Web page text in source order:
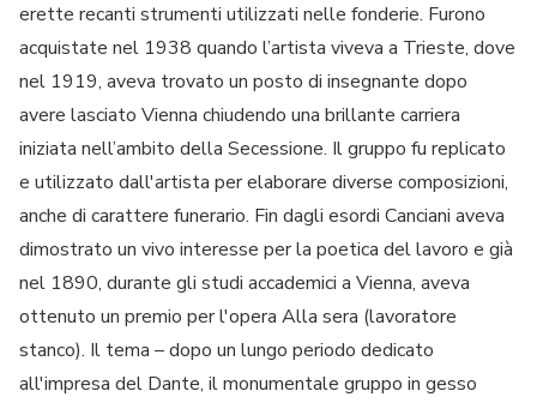
erette recanti strumenti utilizzati nelle fonderie. Furono
acquistate nel 1938 quando l’artista viveva a Trieste, dove
nel 1919, aveva trovato un posto di insegnante dopo
avere lasciato Vienna chiudendo una brillante carriera
iniziata nell’ambito della Secessione. Il gruppo fu replicato
e utilizzato dall'artista per elaborare diverse composizioni,
anche di carattere funerario. Fin dagli esordi Canciani aveva
dimostrato un vivo interesse per la poetica del lavoro e già
nel 1890, durante gli studi accademici a Vienna, aveva
ottenuto un premio per l'opera Alla sera (lavoratore
stanco). Il tema – dopo un lungo periodo dedicato
all'impresa del Dante, il monumentale gruppo in gesso